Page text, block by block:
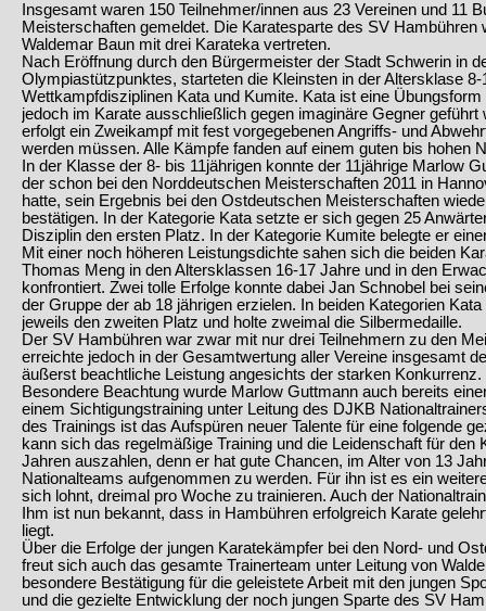
Insgesamt waren 150 Teilnehmer/innen aus 23 Vereinen und 11
Meisterschaften gemeldet. Die Karatesparte des SV Hambühren
Waldemar Baun mit drei Karateka vertreten.
Nach Eröffnung durch den Bürgermeister der Stadt Schwerin in
Olympiastützpunktes, starteten die Kleinsten in der Altersklase 8-
Wettkampfdisziplinen Kata und Kumite. Kata ist eine
jedoch im Karate ausschließlich gegen imaginäre Gegner geführt
erfolgt ein Zweikampf mit fest vorgegebenen Angriffs- und
werden müssen. Alle Kämpfe fanden auf einem guten bis hohen
In der Klasse der 8- bis 11jährigen konnte der 11jährige Marlow
der schon bei den Norddeutschen Meisterschaften 2011 in
hatte, sein Ergebnis bei den Ostdeutschen Meisterschaften
bestätigen. In der Kategorie Kata setzte er sich gegen 25
Disziplin den ersten Platz. In der Kategorie Kumite belegte er
Mit einer noch höheren Leistungsdichte sahen sich die beiden
Thomas Meng in den Altersklassen 16-17 Jahre und in den
konfrontiert. Zwei tolle Erfolge konnte dabei Jan Schnobel bei
der Gruppe der ab 18 jährigen erzielen. In beiden Kategorien
jeweils den zweiten Platz und holte zweimal die Silbermedaille.
Der SV Hambühren war zwar mit nur drei Teilnehmern zu den
erreichte jedoch in der Gesamtwertung aller Vereine insgesamt
äußerst beachtliche Leistung angesichts der starken Konkurrenz.
Besondere Beachtung wurde Marlow Guttmann auch bereits
einem Sichtigungstraining unter Leitung des DJKB
des Trainings ist das Aufspüren neuer Talente für eine folgende
kann sich das regelmäßige Training und die Leidenschaft für den
Jahren auszahlen, denn er hat gute Chancen, im Alter von 13
Nationalteams aufgenommen zu werden. Für ihn ist es ein
sich lohnt, dreimal pro Woche zu trainieren. Auch der
Ihm ist nun bekannt, dass in Hambühren erfolgreich Karate
liegt.
Über die Erfolge der jungen Karatekämpfer bei den Nord- und
freut sich auch das gesamte Trainerteam unter Leitung von
besondere Bestätigung für die geleistete Arbeit mit den jungen
und die gezielte Entwicklung der noch jungen Sparte des SV